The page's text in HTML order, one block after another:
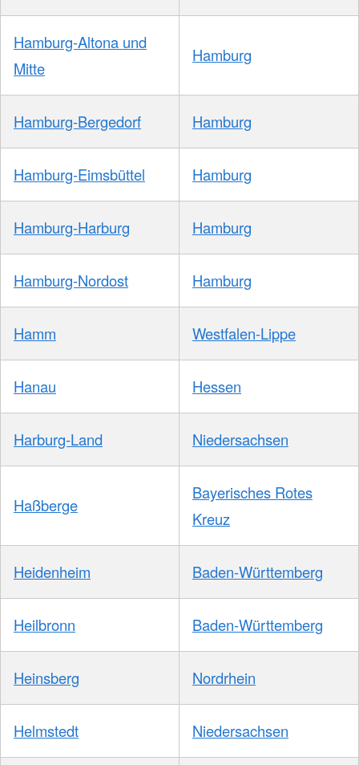
Hamburg-Altona und
Mitte
Hamburg
Hamburg-Bergedorf Hamburg
Hamburg-Eimsbüttel Hamburg
Hamburg-Harburg Hamburg
Hamburg-Nordost Hamburg
Hamm Westfalen-Lippe
Hanau Hessen
Harburg-Land Niedersachsen
Haßberge
Bayerisches Rotes
Kreuz
Heidenheim Baden-Württemberg
Heilbronn Baden-Württemberg
Heinsberg Nordrhein
Helmstedt Niedersachsen